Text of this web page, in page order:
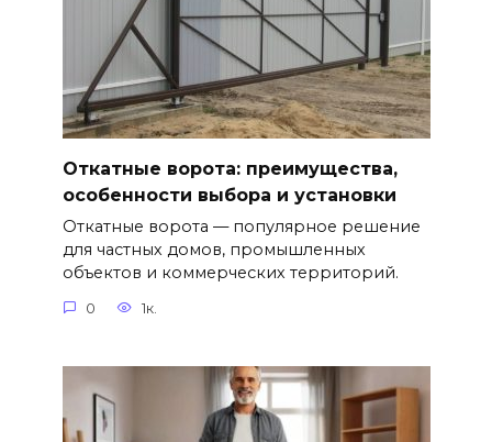
Откатные ворота: преимущества,
особенности выбора и установки
Откатные ворота — популярное решение
для частных домов, промышленных
объектов и коммерческих территорий.
0 1к.